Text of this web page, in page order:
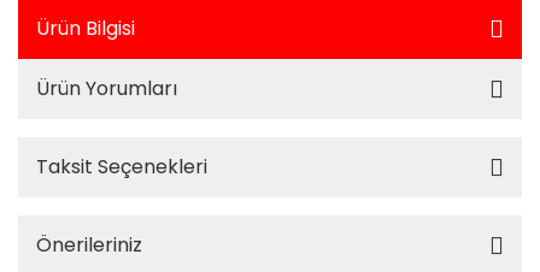
Ürün Bilgisi
Ürün Yorumları
Taksit Seçenekleri
Önerileriniz